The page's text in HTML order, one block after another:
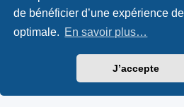
de bénéficier d’une expérience
optimale. En savoir plus…
J’accepte